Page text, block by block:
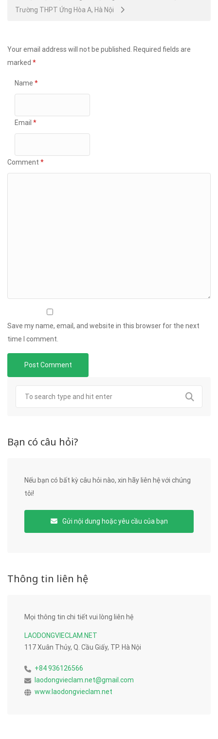
Trường THPT Ứng Hòa A, Hà Nội
Your email address will not be published.
Required fields are
marked *
Name *
Email *
Comment *
Save my name, email, and website in this browser for the next
time I comment.
Bạn có câu hỏi?
Nếu bạn có bất kỳ câu hỏi nào, xin hãy liên hệ với chúng
tôi!
Gửi nội dung hoặc yêu cầu của bạn
Thông tin liên hệ
Mọi thông tin chi tiết vui lòng liên hệ
LAODONGVIECLAM.NET
117 Xuân Thủy, Q. Cầu Giấy, TP. Hà Nội
+84 936126566
laodongvieclam.net@gmail.com
www.laodongvieclam.net